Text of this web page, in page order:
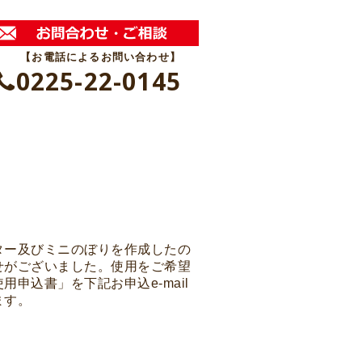
【お電話によるお問い合わせ】
0225-22-0145
及びミニのぼりを作成したの
ございました。使用をご希望
申込書」を下記お申込e-mail
。